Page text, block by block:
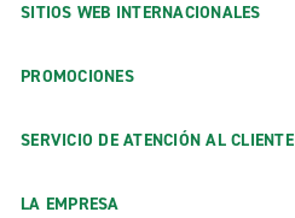
SITIOS WEB INTERNACIONALES
PROMOCIONES
SERVICIO DE ATENCIÓN AL CLIENTE
LA EMPRESA